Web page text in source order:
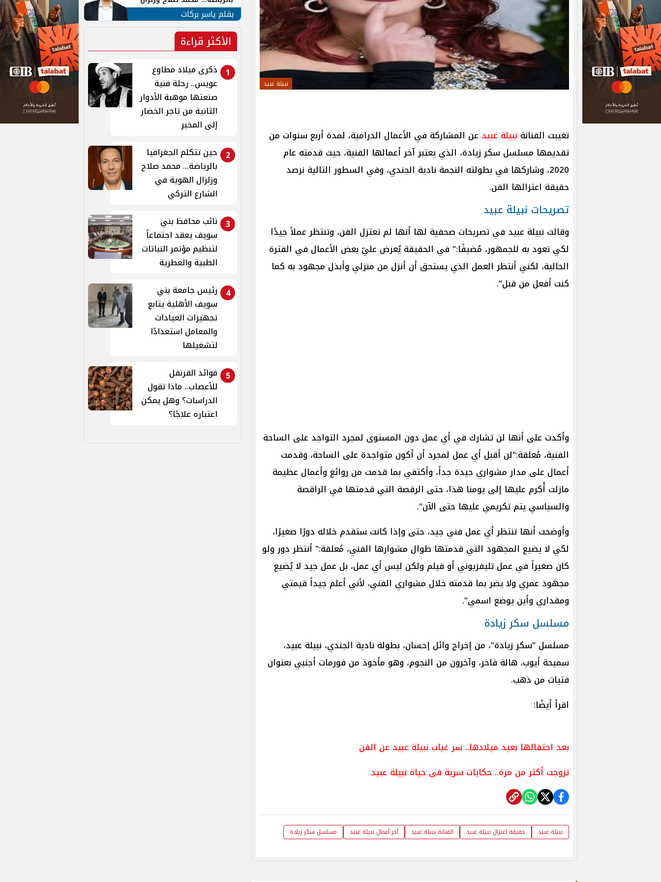
نبيلة عبيد
تغيبت الفنانة نبيلة عبيد عن المشاركة في الأعمال الدرامية، لمدة أربع سنوات من
تقديمها مسلسل سكر زيادة، الذي يعتبر آخر أعمالها الفنية، حيث قدمته عام
2020، وشاركها في بطولته النجمة نادية الجندي، وفي السطور التالية نرصد
حقيقة اعتزالها الفن.
تصريحات نبيلة عبيد
وقالت نبيلة عبيد في تصريحات صحفية لها أنها لم تعتزل الفن، وتنتظر عملاً جيدًا
لكي تعود به للجمهور، مُضيفًا:" في الحقيقة يُعرض عليّ بعض الأعمال في الفترة
الحالية، لكني أنتظر العمل الذي يستحق أن أنزل من منزلي وأبذل مجهود به كما
كنت أفعل من قبل".
وأكدت على أنها لن تشارك في أي عمل دون المستوى لمجرد التواجد على الساحة
الفنية، مُعلقة:"لن أقبل أي عمل لمجرد أن أكون متواجدة على الساحة، وقدمت
أعمال على مدار مشواري جيدة جداً، وأكتفي بما قدمت من روائع وأعمال عظيمة
مازلت أًكرم عليها إلى يومنا هذا، حتى الرقصة التي قدمتها في الراقصة
والسياسي يتم تكريمي عليها حتى الآن".
وأوضحت أنها تنتظر أي عمل فني جيد، حتى وإذا كانت ستقدم خلاله دورًا صغيرًا،
لكي لا يضيع المجهود التي قدمتها طوال مشوارها الفني، مُعلقة:" أنتظر دور ولو
كان صغيراً في عمل تليفزيوني أو فيلم ولكن ليس أي عمل، بل عمل جيد لا يُضيع
مجهود عمري ولا يضر بما قدمته خلال مشواري الفني، لأني أعلم جيداً قيمتي
ومقداري وأين يوضع اسمي".
مسلسل سكر زيادة
مسلسل "سكر زيادة"، من إخراج وائل إحسان، بطولة نادية الجندي، نبيلة عبيد،
سميحة أيوب، هالة فاخر، وآخرون من النجوم، وهو مأخوذ من فورمات أجنبي بعنوان
فتيات من ذهب.
اقرأ أيضًا:
بعد احتفالها بعيد ميلادها.. سر غياب نبيلة عبيد عن الفن
تزوجت أكثر من مرة.. حكايات سرية فى حياة نبيلة عبيد
نبيلة عبيد حقيقة اعتزال نبيلة عبيد الفنانة نبيلة عبيد آخر أعمال نبيلة عبيد مسلسل سكر زيادة
الهوية في الشارع التركي
بقلم ياسر بركات
الأكثر قراءة
1
ذكرى ميلاد مطاوع
عويس.. رحلة فنية
صنعتها موهبة الأدوار
الثانية من تاجر الخضار
إلى المخبر
2
حين تتكلم الجغرافيا
بالرياضة... محمد صلاح
وزلزال الهوية في
الشارع التركي
3 نائب محافظ بني
سويف يعقد اجتماعاً
لتنظيم مؤتمر النباتات
الطبية والعطرية
4
رئيس جامعة بني
سويف الأهلية يتابع
تجهيزات العيادات
والمعامل استعدادًا
لتشغيلها
5
فوائد القرنفل
للأعصاب.. ماذا تقول
الدراسات؟ وهل يمكن
اعتباره علاجًا؟